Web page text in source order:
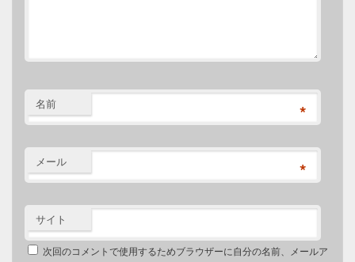
名前 *
メール *
サイト
次回のコメントで使用するためブラウザーに自分の名前、メールア